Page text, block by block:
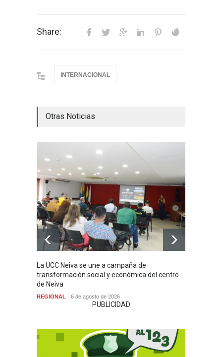
Share:
INTERNACIONAL
Otras Noticias
La UCC Neiva se une a campaña de
transformación social y económica del centro
de Neiva
REGIONAL 6 de agosto de 2026
PUBLICIDAD